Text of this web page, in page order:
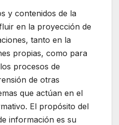
y contenidos de la
en la proyección de
tanto en la
propias, como para
procesos de
de otras
que actúan en el
El propósito del
información es su